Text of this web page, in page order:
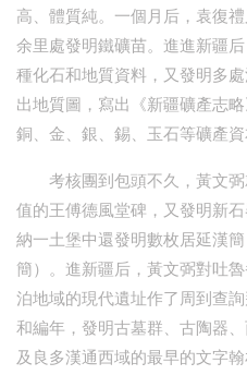
高、體質純。一個月后，袁復
余里處發明鐵礦苗。進進新疆
種化石和地質資料，又發明多
出地質圖，寫出《新疆礦產志
銅、金、銀、錫、玉石等礦產資
考核團到包頭不久，黃文
值的王傅德風堂碑，又發明新
納一土堡中還發明數枚居延漢
簡）。進新疆后，黃文弼對吐
泊地域的現代遺址作了周到查
和編年，發明古墓群、古陶器
及良多漢通西域的最早的文字